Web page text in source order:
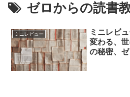
ゼロからの読書
ミニレビュー
ミニレビ
変わる、
の秘密、